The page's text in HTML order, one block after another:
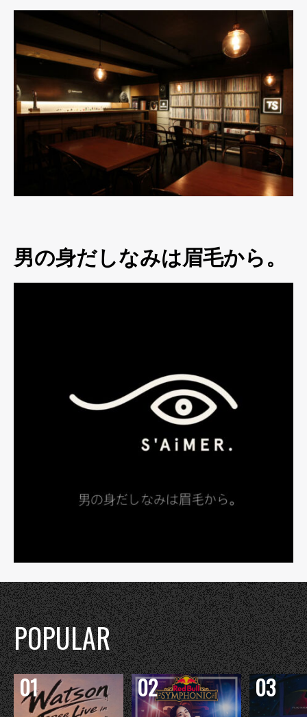
男の身だしなみは眉毛から。
POPULAR